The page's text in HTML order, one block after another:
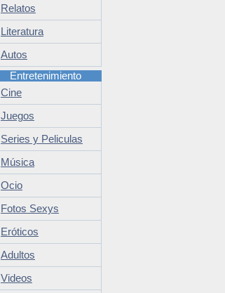
Relatos
Literatura
Autos
Entretenimiento
Cine
Juegos
Series y Peliculas
Música
Ocio
Fotos Sexys
Eróticos
Adultos
Videos